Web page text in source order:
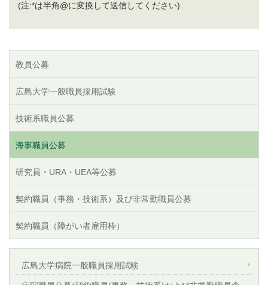
(注:*は半角@に変換して送信してください)
教員公募
広島大学一般職員採用試験
技術系職員公募
海事職員公募
研究員・URA・UEA等公募
契約職員（事務・技術系）及び非常勤職員公募
契約職員（障がい者雇用枠）
広島大学病院一般職員採用試験